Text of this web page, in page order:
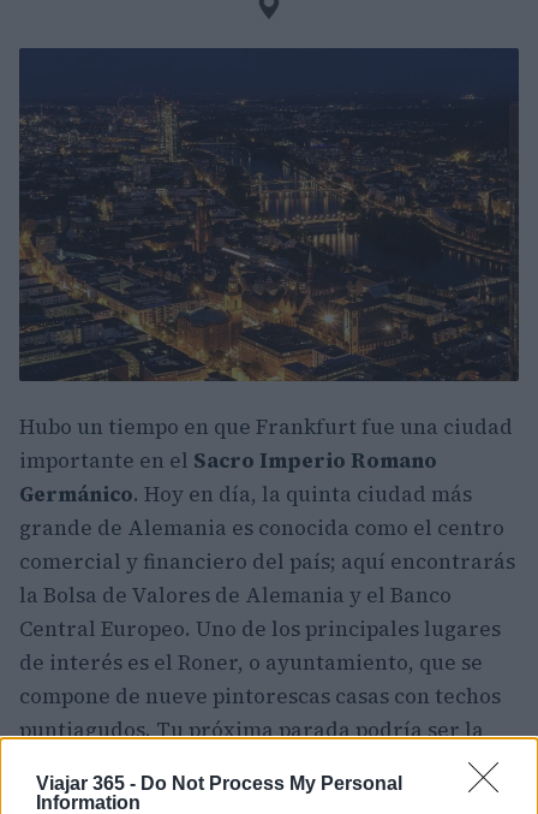
Viajar 365 - Do Not Process My Personal
Information
Hubo un tiempo en que Frankfurt fue una ciudad
importante en el Sacro Imperio Romano
Germánico. Hoy en día, la quinta ciudad más
grande de Alemania es conocida como el centro
comercial y financiero del país; aquí encontrarás
la Bolsa de Valores de Alemania y el Banco
Central Europeo. Uno de los principales lugares
de interés es el Roner, o ayuntamiento, que se
compone de nueve pintorescas casas con techos
puntiagudos. Tu próxima parada podría ser la
catedral gótica de Frankfurt, con su torre que se
extiende hacia el cielo.